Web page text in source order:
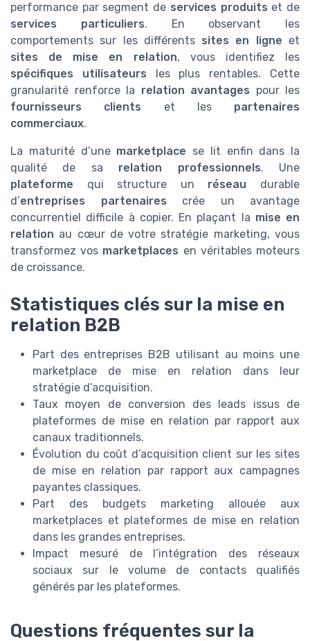
performance par segment de services produits et de
services particuliers. En observant les
comportements sur les différents sites en ligne et
sites de mise en relation, vous identifiez les
spécifiques utilisateurs les plus rentables. Cette
granularité renforce la relation avantages pour les
fournisseurs clients et les partenaires
commerciaux.
La maturité d’une marketplace se lit enfin dans la
qualité de sa relation professionnels. Une
plateforme qui structure un réseau durable
d’entreprises partenaires crée un avantage
concurrentiel difficile à copier. En plaçant la mise en
relation au cœur de votre stratégie marketing, vous
transformez vos marketplaces en véritables moteurs
de croissance.
Statistiques clés sur la mise en
relation B2B
Part des entreprises B2B utilisant au moins une
marketplace de mise en relation dans leur
stratégie d’acquisition.
Taux moyen de conversion des leads issus de
plateformes de mise en relation par rapport aux
canaux traditionnels.
Évolution du coût d’acquisition client sur les sites
de mise en relation par rapport aux campagnes
payantes classiques.
Part des budgets marketing allouée aux
marketplaces et plateformes de mise en relation
dans les grandes entreprises.
Impact mesuré de l’intégration des réseaux
sociaux sur le volume de contacts qualifiés
générés par les plateformes.
Questions fréquentes sur la